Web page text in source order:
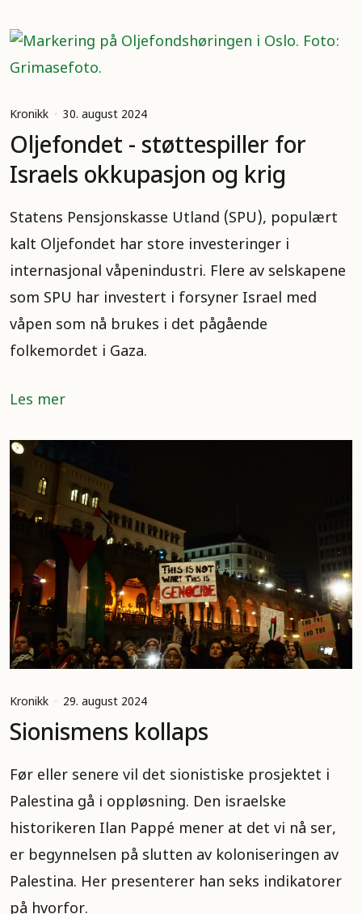
Kronikk 30. august 2024
Oljefondet - støttespiller for
Israels okkupasjon og krig
Statens Pensjonskasse Utland (SPU), populært
kalt Oljefondet har store investeringer i
internasjonal våpenindustri. Flere av selskapene
som SPU har investert i forsyner Israel med
våpen som nå brukes i det pågående
folkemordet i Gaza.
Les mer
Kronikk 29. august 2024
Sionismens kollaps
Før eller senere vil det sionistiske prosjektet i
Palestina gå i oppløsning. Den israelske
historikeren Ilan Pappé mener at det vi nå ser,
er begynnelsen på slutten av koloniseringen av
Palestina. Her presenterer han seks indikatorer
på hvorfor.